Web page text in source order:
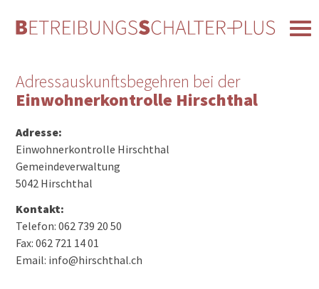
Adressauskunftsbegehren bei der
Einwohnerkontrolle Hirschthal
Adresse:
Einwohnerkontrolle Hirschthal
Gemeindeverwaltung
5042 Hirschthal
Kontakt:
Telefon: 062 739 20 50
Fax: 062 721 14 01
Email: info@hirschthal.ch